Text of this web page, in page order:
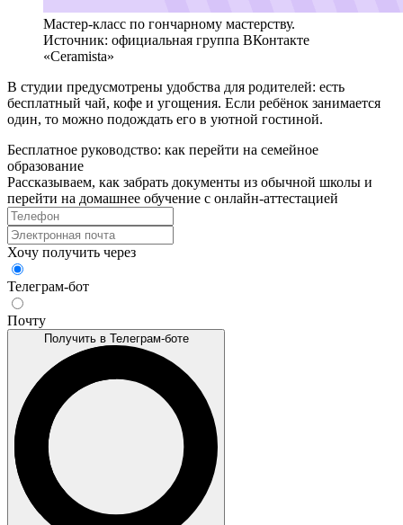
Мастер-класс по гончарному мастерству.
Источник: официальная группа ВКонтакте
«Ceramista»
В студии предусмотрены удобства для родителей: есть
бесплатный чай, кофе и угощения. Если ребёнок занимается
один, то можно подождать его в уютной гостиной.
Бесплатное руководство: как перейти на семейное
образование
Рассказываем, как забрать документы из обычной школы и
перейти на домашнее обучение с онлайн‑аттестацией
Хочу получить через
Телеграм-бот
Почту
Получить в Телеграм-боте